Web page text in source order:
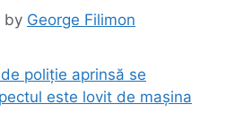
by George Filimon